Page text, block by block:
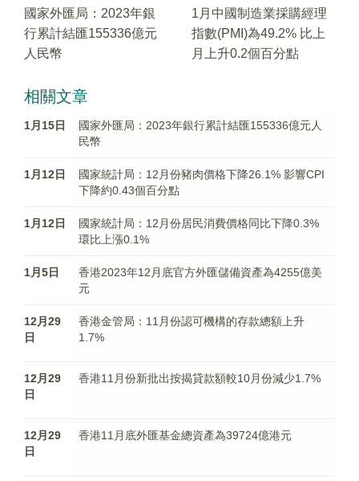
國家外匯局：2023年銀
行累計結匯155336億元
人民幣
1月中國制造業採購經理
指數(PMI)為49.2% 比上
月上升0.2個百分點
相關文章
1月15日
國家外匯局：2023年銀行累計結匯155336億元人
民幣
1月12日
國家統計局：12月份豬肉價格下降26.1% 影響CPI
下降約0.43個百分點
1月12日
國家統計局：12月份居民消費價格同比下降0.3%
環比上漲0.1%
1月5日
香港2023年12月底官方外匯儲備資產為4255億美
元
12月29
日
香港金管局：11月份認可機構的存款總額上升
1.7%
12月29
日
香港11月份新批出按揭貸款額較10月份減少1.7%
12月29
日
香港11月底外匯基金總資產為39724億港元